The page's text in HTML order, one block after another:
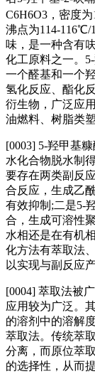
C6H6O3，密度
沸点为
味，是一种含有
化工原料之一。
一个醛基和一个
氢化反应、酯化
衍生物，广泛应
油燃料、树脂类
[0003] 5‑羟甲基
水化合物脱水制
要存在两类副反
合反应，生成乙
有效抑制;二是5‑
合，生成可溶性
水相还是在有机
化方法有萃取法
以实现与副反应
[0004] 萃取法被
应用较为广泛。
的溶剂中的溶解
萃取法。传统萃
分离，而原位萃
的选择性，从而